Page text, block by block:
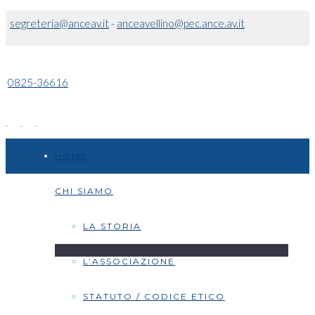
segreteria@anceav.it- anceavellino@pec.ance.av.it
0825-36616
CHI SIAMO
LA STORIA
L’ASSOCIAZIONE
STATUTO / CODICE ETICO